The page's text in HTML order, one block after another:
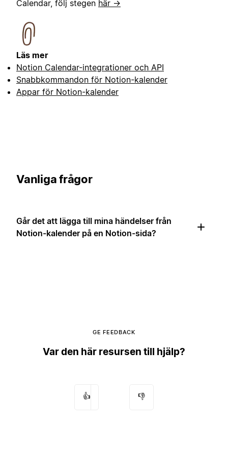
Calendar, följ stegen här →
Läs mer
Notion Calendar-integrationer och API
Snabbkommandon för Notion-kalender
Appar för Notion-kalender
Vanliga frågor
Går det att lägga till mina händelser från
Notion-kalender på en Notion-sida?
GE FEEDBACK
Var den här resursen till hjälp?
👍 👎